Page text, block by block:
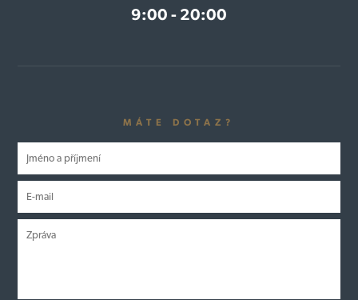
9:00 - 20:00
MÁTE DOTAZ?